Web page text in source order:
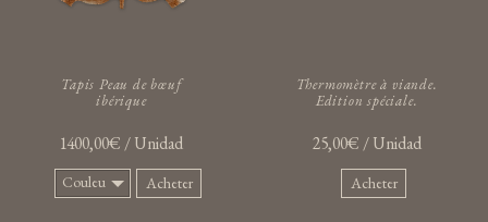
Tapis Peau de bœuf
ibérique
1400,00€ / Unidad
Couleur:
Marron
Acheter
Thermomètre à viande.
Edition spéciale.
25,00€ / Unidad
Acheter